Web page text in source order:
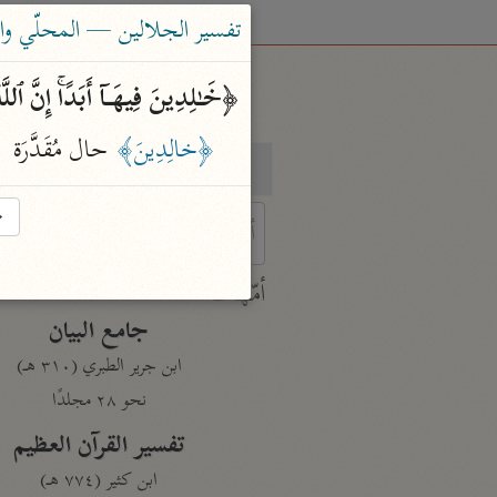
بحث تفسير
characters for results.
أمّهات
جامع البيان
ابن جرير الطبري (٣١٠ هـ)
نحو ٢٨ مجلدًا
تفسير القرآن العظيم
ابن كثير (٧٧٤ هـ)
تفسير الجلالين — المحلّي والسيوطي
﴿خَـٰلِدِینَ فِیهَاۤ أَبَدًاۚ إِنَّ
﴿خالِدِينَ﴾ حال مُقَدَّرَة